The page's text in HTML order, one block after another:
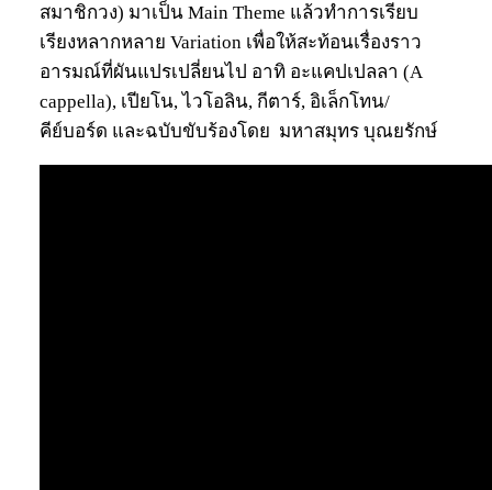
สมาชิกวง) มาเป็น Main Theme แล้วทำการเรียบ
เรียงหลากหลาย Variation เพื่อให้สะท้อนเรื่องราว
อารมณ์ที่ผันแปรเปลี่ยนไป อาทิ อะแคปเปลลา (A
cappella), เปียโน, ไวโอลิน, กีตาร์, อิเล็กโทน/
คีย์บอร์ด และฉบับขับร้องโดย มหาสมุทร บุณยรักษ์